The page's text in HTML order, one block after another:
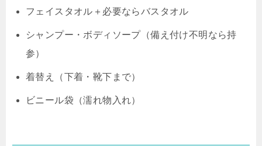
フェイスタオル＋必要ならバスタオル
シャンプー・ボディソープ（備え付け不明なら持
参）
着替え（下着・靴下まで）
ビニール袋（濡れ物入れ）